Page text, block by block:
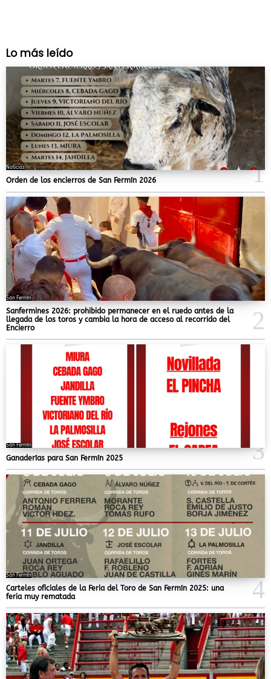
Lo más leído
Noticias
Orden de los encierros de San Fermín 2026
San Fermín
Sanfermines 2026: prohibido permanecer en el ruedo antes de la
llegada de los toros y cambia la hora de acceso al recorrido del
Encierro
San Fermín
Ganaderías para San Fermín 2025
San Fermín
Carteles oficiales de la Feria del Toro de San Fermín 2025: una
feria muy rematada